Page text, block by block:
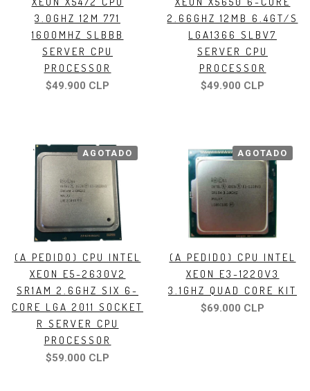
3.0GHZ 12M 771
1600MHZ SLBBB
SERVER CPU
PROCESSOR
$49.900 CLP
2.66GHZ 12MB 6.4GT/S
LGA1366 SLBV7
SERVER CPU
PROCESSOR
$49.900 CLP
AGOTADO
(A PEDIDO) CPU INTEL
XEON E5-2630V2
SR1AM 2.6GHZ SIX 6-
CORE LGA 2011 SOCKET
R SERVER CPU
PROCESSOR
$59.000 CLP
AGOTADO
(A PEDIDO) CPU INTEL
XEON E3-1220V3
3.1GHZ QUAD CORE KIT
$69.000 CLP